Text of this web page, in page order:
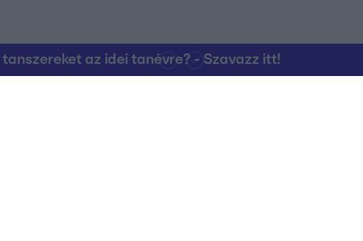
az idei tanévre? - Szavazz itt!